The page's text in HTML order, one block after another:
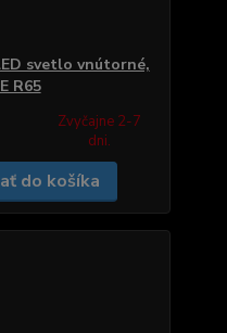
svetlo vnútorné,
R65
Zvyčajne 2-7
dni.
do košíka